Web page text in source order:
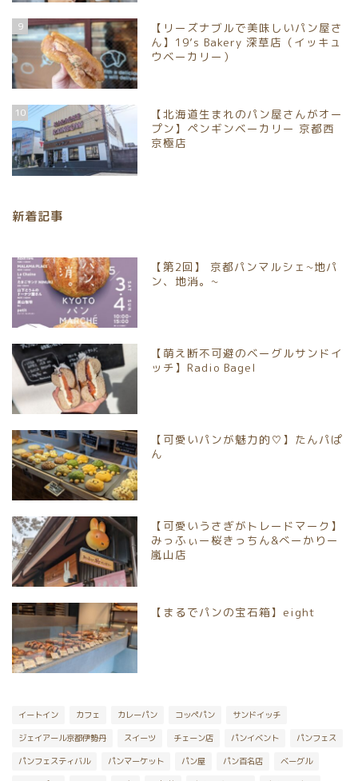
9
【リーズナブルで美味しいパン屋さ
ん】19’s Bakery 深草店（イッキュ
ウベーカリー）
10
【北海道生まれのパン屋さんがオー
プン】ペンギンベーカリー 京都西
京極店
新着記事
【第2回】 京都パンマルシェ~地パ
ン、地消。~
【萌え断不可避のベーグルサンドイ
ッチ】Radio Bagel
【可愛いパンが魅力的♡】たんパぱ
ん
【可愛いうさぎがトレードマーク】
みっふぃー桜きっちん&べーかりー
嵐山店
【まるでパンの宝石箱】eight
イートイン カフェ カレーパン コッペパン サンドイッチ
ジェイアール京都伊勢丹 スイーツ チェーン店 パンイベント パンフェス
パンフェスティバル パンマーケット パン屋 パン百名店 ベーグル
パンイベント情報
京都市北区
京都市中京区
京都市南区
京都市山科区
宇治市
京丹後市